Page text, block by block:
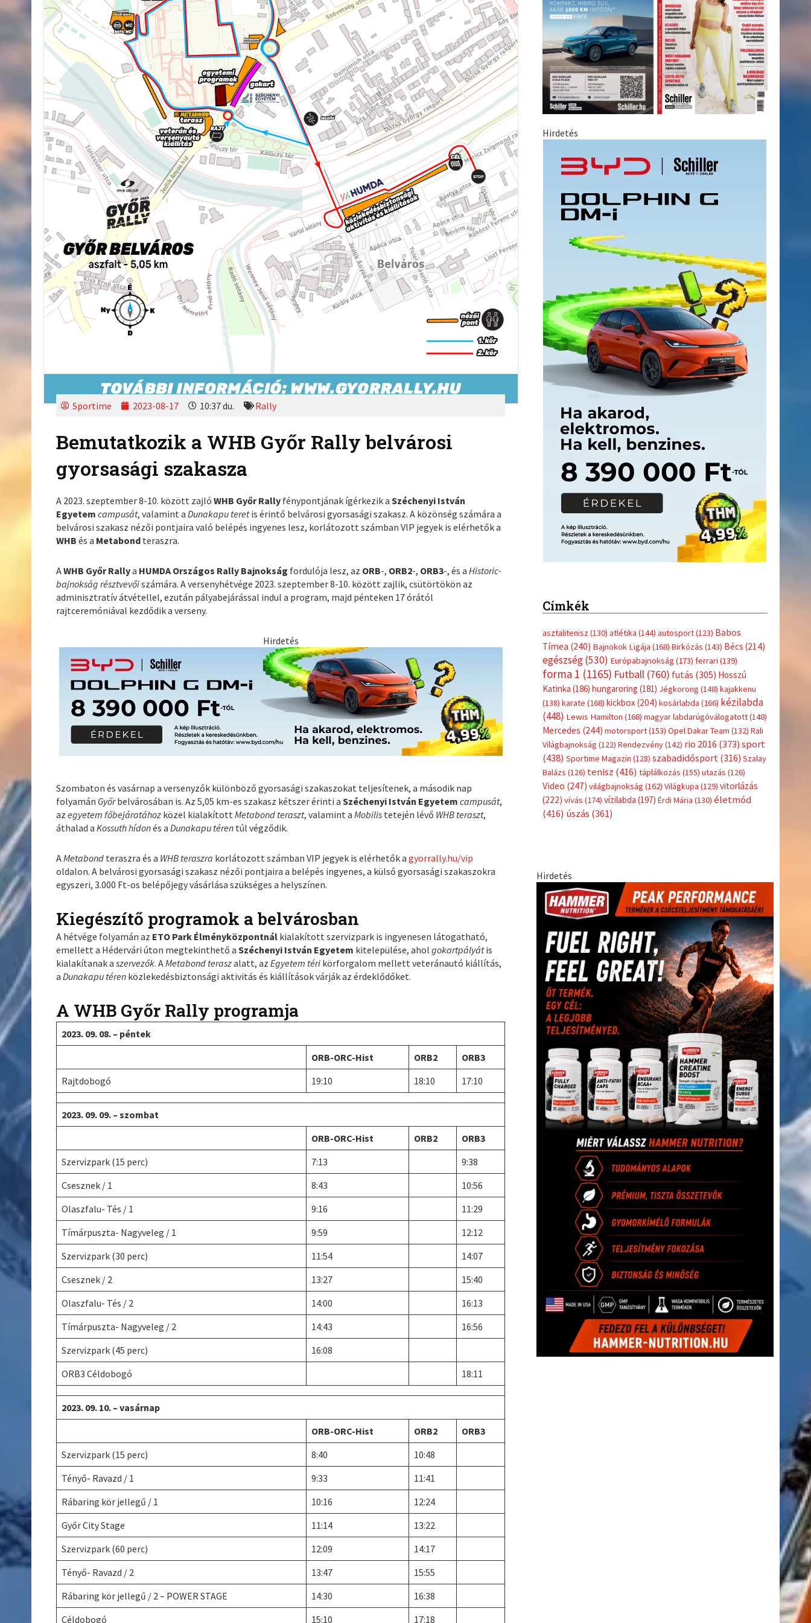
Sportime 2023-08-17 10:37 du. Rally
Bemutatkozik a WHB Győr Rally belvárosi
gyorsasági szakasza
A 2023. szeptember 8-10. között zajlóWHB Győr Rally fénypontjának ígérkezik aSzéchenyi István
Egyetemcampusát, valamint aDunakapu teretis érintő belvárosi gyorsasági szakasz. A közönség számára a
belvárosi szakasz nézői pontjaira való belépés ingyenes lesz, korlátozott számban VIP jegyek is elérhetők a
WHBés a Metabond teraszra.
AWHB Győr Rallya HUMDA Országos Rally Bajnokság fordulója lesz, az ORB-, ORB2-, ORB3-, és aHistoric-
bajnokság résztvevőiszámára. A versenyhétvége 2023. szeptember 8-10. között zajlik, csütörtökön az
adminisztratív átvétellel, ezután pályabejárással indul a program, majd pénteken 17 órától
rajtceremóniával kezdődik a verseny.
Hirdetés
Szombaton és vasárnap a versenyzők különböző gyorsasági szakaszokat teljesítenek, a második nap
folyamán Győrbelvárosában is. Az 5,05 km-es szakasz kétszer érinti aSzéchenyi István Egyetem campusát,
azegyetem főbejáratához közel kialakítottMetabond teraszt, valamint aMobilis tetején lévő WHB teraszt,
áthalad a Kossuth hídonés aDunakapu téren túl végződik.
AMetabond teraszra és a WHB teraszra korlátozott számban VIP jegyek is elérhetők agyorrally.hu/vip
oldalon. A belvárosi gyorsasági szakasz nézői pontjaira a belépés ingyenes, a külső gyorsasági szakaszokra
egyszeri, 3.000 Ft-os belépőjegy vásárlása szükséges a helyszínen.
Kiegészítő programok a belvárosban
A hétvége folyamán az ETO Park Élményközpontnál kialakított szervizpark is ingyenesen látogatható,
emellett a Hédervári úton megtekinthető aSzéchenyi István Egyetem kitelepülése, aholgokartpályátis
kialakítanak aszervezők. AMetabond teraszalatt, azEgyetem téri körforgalom mellett veteránautó kiállítás,
aDunakapu téren közlekedésbiztonsági aktivitás és kiállítások várják az érdeklődőket.
A WHB Győr Rally programja
2023. 09. 08. – péntek
ORB-ORC-Hist
ORB2
ORB3
Rajtdobogó
19:10 18:10 17:10
2023. 09. 09. – szombat
ORB-ORC-Hist
ORB2
ORB3
Szervizpark (15 perc)
7:13
9:38
Csesznek / 1
8:43
10:56
Olaszfalu- Tés / 1
9:16
11:29
Tímárpuszta- Nagyveleg / 1
9:59
12:12
Szervizpark (30 perc)
11:54
14:07
Csesznek / 2
13:27
15:40
Olaszfalu- Tés / 2
14:00
16:13
Tímárpuszta- Nagyveleg / 2
14:43
16:56
Szervizpark (45 perc)
16:08
ORB3 Céldobogó
18:11
2023. 09. 10. – vasárnap
ORB-ORC-Hist
ORB2
ORB3
Szervizpark (15 perc)
8:40
10:48
Tényő- Ravazd / 1
9:33
11:41
Rábaring kör jellegű / 1
10:16
12:24
Győr City Stage
11:14
13:22
Szervizpark (60 perc)
12:09
14:17
Tényő- Ravazd / 2
13:47
15:55
Rábaring kör jellegű / 2 – POWER STAGE
14:30
16:38
Céldobogó
15:10 17:18
Hirdetés
Címkék
asztalitenisz (130) atlétika (144) autosport(123) Babos
Tímea (240) Bajnokok Ligája (168) Birkózás (143) Bécs (214)
egészség(530) Európabajnokság (173) ferrari (139)
forma 1 (1165) Futball(760) futás (305) Hosszú
Katinka (186) hungaroring (181) Jégkorong (148) kajakkenu
(138) karate (168) kickbox(204) kosárlabda (166) kézilabda
(448) Lewis Hamilton (168) magyar labdarúgóválogatott(148)
Mercedes (244) motorsport(153) Opel Dakar Team (132) Rali
Világbajnokság (122) Rendezvény(142) rio 2016 (373) sport
(438) Sportime Magazin (128) szabadidősport (316) Szalay
Balázs (126) tenisz (416) táplálkozás (155) utazás (126)
Video (247) világbajnokság (162) Világkupa (129) vitorlázás
(222) vívás (174) vízilabda (197) Érdi Mária (130) életmód
(416) úszás (361)
Hirdetés